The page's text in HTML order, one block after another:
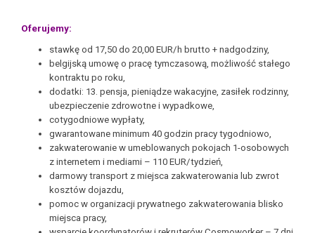
Oferujemy:
stawkę od 17,50 do 20,00 EUR/h brutto + nadgodziny,
belgijską umowę o pracę tymczasową, możliwość stałego
kontraktu po roku,
dodatki: 13. pensja, pieniądze wakacyjne, zasiłek rodzinny,
ubezpieczenie zdrowotne i wypadkowe,
cotygodniowe wypłaty,
gwarantowane minimum 40 godzin pracy tygodniowo,
zakwaterowanie w umeblowanych pokojach 1-osobowych
z internetem i mediami – 110 EUR/tydzień,
darmowy transport z miejsca zakwaterowania lub zwrot
kosztów dojazdu,
pomoc w organizacji prywatnego zakwaterowania blisko
miejsca pracy,